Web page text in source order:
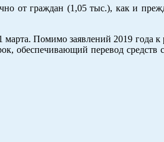
от граждан (1,05 тыс.), как и
Помимо заявлений 2019 года к
обеспечивающий перевод средств